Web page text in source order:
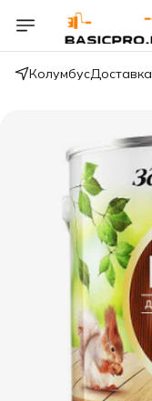
КолумбусДоставка